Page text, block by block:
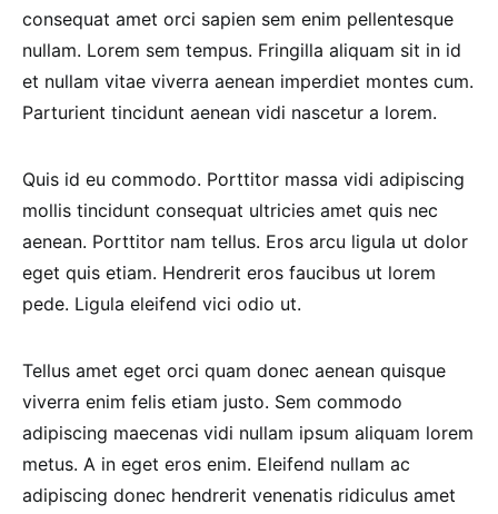
consequat amet orci sapien sem enim pellentesque
nullam. Lorem sem tempus. Fringilla aliquam sit in id
et nullam vitae viverra aenean imperdiet montes cum.
Parturient tincidunt aenean vidi nascetur a lorem.
Quis id eu commodo. Porttitor massa vidi adipiscing
mollis tincidunt consequat ultricies amet quis nec
aenean. Porttitor nam tellus. Eros arcu ligula ut dolor
eget quis etiam. Hendrerit eros faucibus ut lorem
pede. Ligula eleifend vici odio ut.
Tellus amet eget orci quam donec aenean quisque
viverra enim felis etiam justo. Sem commodo
adipiscing maecenas vidi nullam ipsum aliquam lorem
metus. A in eget eros enim. Eleifend nullam ac
adipiscing donec hendrerit venenatis ridiculus amet